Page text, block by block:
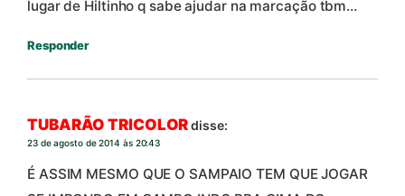
lugar de Hiltinho q sabe ajudar na marcação tbm…
Responder
TUBARÃO TRICOLORdisse:
23 de agosto de 2014 às 20:43
É ASSIM MESMO QUE O SAMPAIO TEM QUE JOGAR